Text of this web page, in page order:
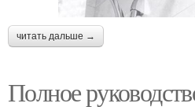
читать дальше →
Полное